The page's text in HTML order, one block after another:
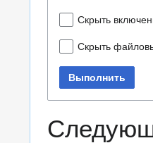
Скрыть
Скрыть
Выполнить